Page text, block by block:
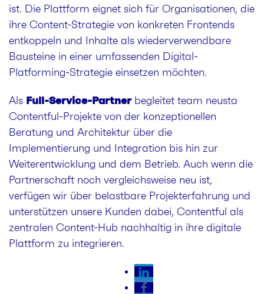
ist. Die Plattform eignet sich für Organisationen, die
ihre Content-Strategie von konkreten Frontends
entkoppeln und Inhalte als wiederverwendbare
Bausteine in einer umfassenden Digital-
Platforming-Strategie einsetzen möchten.
Als Full-Service-Partnerbegleitet team neusta
Contentful-Projekte von der konzeptionellen
Beratung und Architektur über die
Implementierung und Integration bis hin zur
Weiterentwicklung und dem Betrieb. Auch wenn die
Partnerschaft noch vergleichsweise neu ist,
verfügen wir über belastbare Projekterfahrung und
unterstützen unsere Kunden dabei, Contentful als
zentralen Content-Hub nachhaltig in ihre digitale
Plattform zu integrieren.